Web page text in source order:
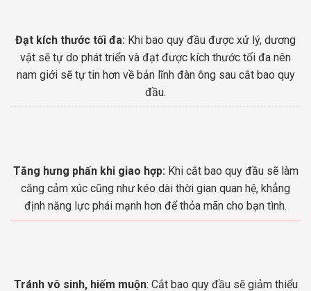
Đạt kích thước tối đa: Khi bao quy đầu được xử lý, dương
vật sẽ tự do phát triển và đạt được kích thước tối đa nên
nam giới sẽ tự tin hơn về bản lĩnh đàn ông sau cắt bao quy
đầu.
Tăng hưng phấn khi giao hợp: Khi cắt bao quy đầu sẽ làm
căng cảm xúc cũng như kéo dài thời gian quan hệ, khẳng
định năng lực phái mạnh hơn để thỏa mãn cho bạn tình.
Tránh vô sinh, hiếm muộn: Cắt bao quy đầu sẽ giảm thiểu